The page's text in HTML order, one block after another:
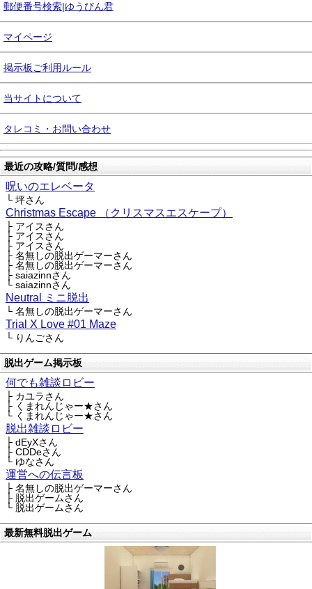
郵便番号検索|ゆうびん君
マイページ
掲示板ご利用ルール
当サイトについて
タレコミ・お問い合わせ
最近の攻略/質問/感想
呪いのエレベータ
└ 坪さん
Christmas Escape （クリスマスエスケープ）
├ アイスさん
├ アイスさん
├ アイスさん
├ 名無しの脱出ゲーマーさん
├ 名無しの脱出ゲーマーさん
├ saiazinnさん
└ saiazinnさん
Neutral ミニ脱出
└ 名無しの脱出ゲーマーさん
Trial X Love #01 Maze
└ りんごさん
脱出ゲーム掲示板
何でも雑談ロビー
├ カユラさん
├ くまれんじゃー★さん
└ くまれんじゃー★さん
脱出雑談ロビー
├ dEyXさん
├ CDDeさん
└ ゆなさん
運営への伝言板
├ 名無しの脱出ゲーマーさん
├ 脱出ゲームさん
└ 脱出ゲームさん
最新無料脱出ゲーム